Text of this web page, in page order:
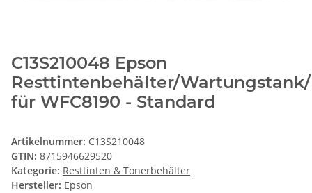
C13S210048 Epson
Resttintenbehälter/
für WFC8190 - Standard
Artikelnummer: C13S210048
GTIN: 8715946629520
Kategorie: Resttinten & Tonerbehälter
Hersteller: Epson